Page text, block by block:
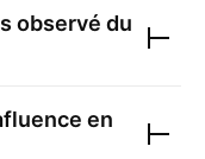
observé du
en